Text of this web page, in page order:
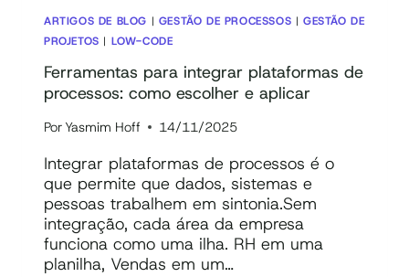
ARTIGOS DE BLOG | GESTÃO DE PROCESSOS |GESTÃO DE
PROJETOS | LOW-CODE
Ferramentas para integrar plataformas de
processos: como escolher e aplicar
Por Yasmim Hoff 14/11/2025
Integrar plataformas de processos é o
que permite que dados, sistemas e
pessoas trabalhem em sintonia.Sem
integração, cada área da empresa
funciona como uma ilha. RH em uma
planilha, Vendas em um…